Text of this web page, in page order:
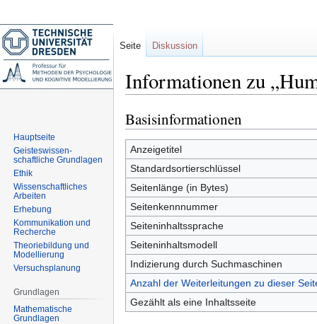
Informationen zu
Zur
Navigation
springen
Zur
Suche
springen
Basisinformationen
Anzeigetitel
Standardsortierschlüssel
Seitenlänge (in Bytes)
Seitenkennnummer
Seiteninhaltssprache
Seiteninhaltsmodell
Indizierung durch Suchmaschinen
Anzahl der Weiterleitungen zu dieser
Gezählt als eine Inhaltsseite
Seite Diskussion
Hauptseite
Geisteswissen-
schaftliche Grundlagen
Ethik
Wissenschaftliches
Arbeiten
Erhebung
Kommunikation und
Recherche
Theoriebildung und
Modellierung
Versuchsplanung
Grundlagen
Mathematische
Grundlagen